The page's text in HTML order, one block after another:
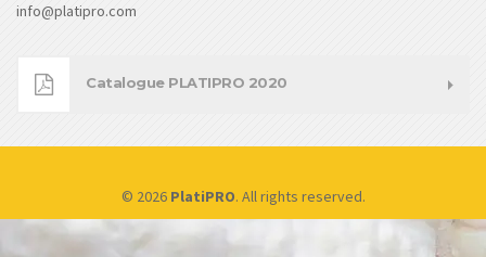
info@platipro.com
Catalogue PLATIPRO 2020
© 2026 PlatiPRO. All rights reserved.